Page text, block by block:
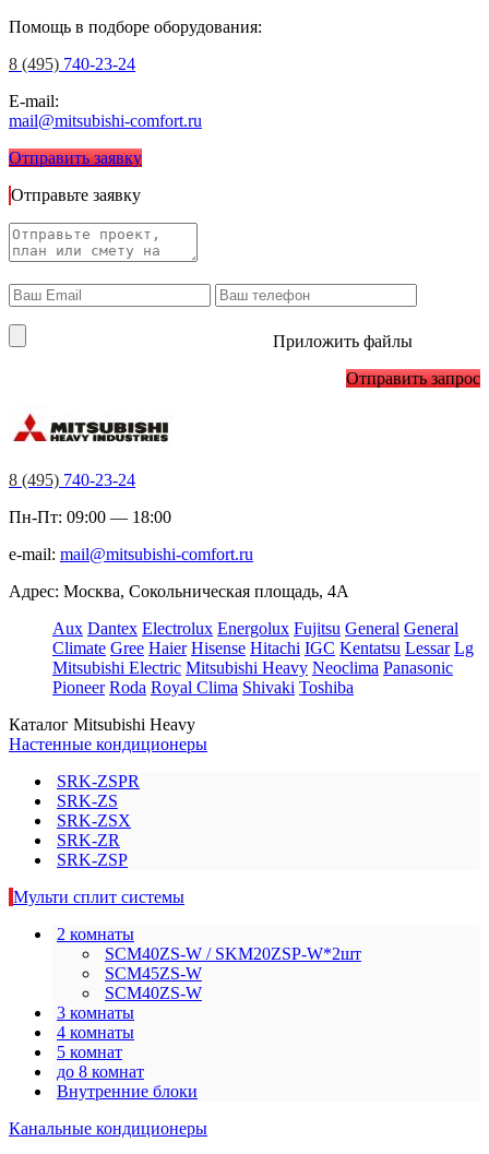
Помощь в подборе оборудования:
8 (495) 740-23-24
E-mail:
mail@mitsubishi-comfort.ru
Отправить заявку
Отправьте заявку
Приложить файлы
Отправить запрос
8 (495) 740-23-24
Пн-Пт: 09:00 — 18:00
e-mail: mail@mitsubishi-comfort.ru
Адрес: Москва, Сокольническая площадь, 4А
Aux Dantex Electrolux Energolux Fujitsu General General
Climate Gree Haier Hisense Hitachi IGC Kentatsu Lessar Lg
Mitsubishi Electric Mitsubishi Heavy Neoclima Panasonic
Pioneer Roda Royal Clima Shivaki Toshiba
Каталог Mitsubishi Heavy
Настенные кондиционеры
SRK-ZSPR
SRK-ZS
SRK-ZSX
SRK-ZR
SRK-ZSP
Мульти сплит системы
2 комнаты
SCM40ZS-W / SKM20ZSP-W*2шт
SCM45ZS-W
SCM40ZS-W
3 комнаты
4 комнаты
5 комнат
до 8 комнат
Внутренние блоки
Канальные кондиционеры